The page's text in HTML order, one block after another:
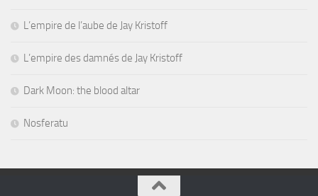
L’empire de l’aube de Jay Kristoff
L’empire des damnés de Jay Kristoff
Dark Moon: the blood altar
Nosferatu